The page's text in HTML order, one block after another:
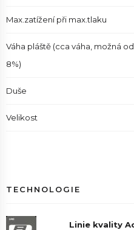
Max.zatížení při max.tlaku
Váha pláště (cca váha, možná
8%)
Duše
Velikost
TECHNOLOGIE
Linie kvality